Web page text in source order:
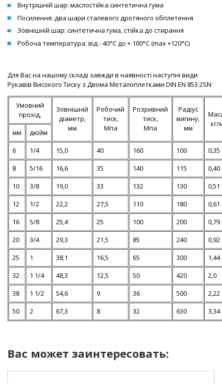
Внутрішній шар: маслостійка синтетична гума
Посилення: два шари сталевого дротяного обплетення
Зовнішній шар: синтетична гума, стійка до стирання
Робоча температура: від - 40°С до + 100°С (max +120°С)
Для Вас на нашому складі завжди в наявності наступні види
Рукавів Високого Тиску з Двома Металоплетками DIN EN 853 2SN:
Умовний
прохід,
Зовнішній
діаметр,
мм
Робочий
тиск,
Мпа
Розривний
тиск,
Мпа
Радіус
вигину,
мм
кг/
мм
дюйм
6
1/4 15,0 40 160 100
0,35
8
5/16 16,6 35 140 115
0,40
10
3/8 19,0 33 132 130
0,51
12
1/2 22,2 27,5 110 180
0,61
16
5/8 25,4 25 100 200
0,79
20
3/4 29,3 21,5 85 240
0,92
25
1 38,1 16,5 65 300
1,44
32
1 1/4 48,3 12,5 50 420
2,0
38
1 1/2 54,6 9 36 500
2,22
50
2 67,3 8 32 630 3,34
Вас может заинтересовать: